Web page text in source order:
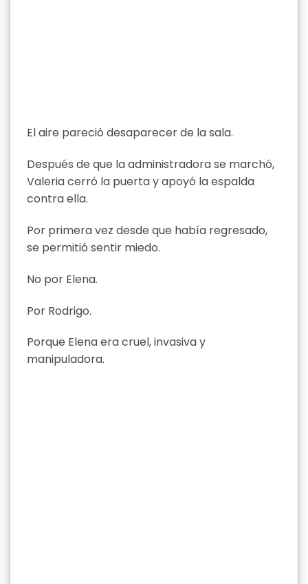
El aire pareció desaparecer de la sala.
Después de que la administradora se marchó,
Valeria cerró la puerta y apoyó la espalda
contra ella.
Por primera vez desde que había regresado,
se permitió sentir miedo.
No por Elena.
Por Rodrigo.
Porque Elena era cruel, invasiva y
manipuladora.